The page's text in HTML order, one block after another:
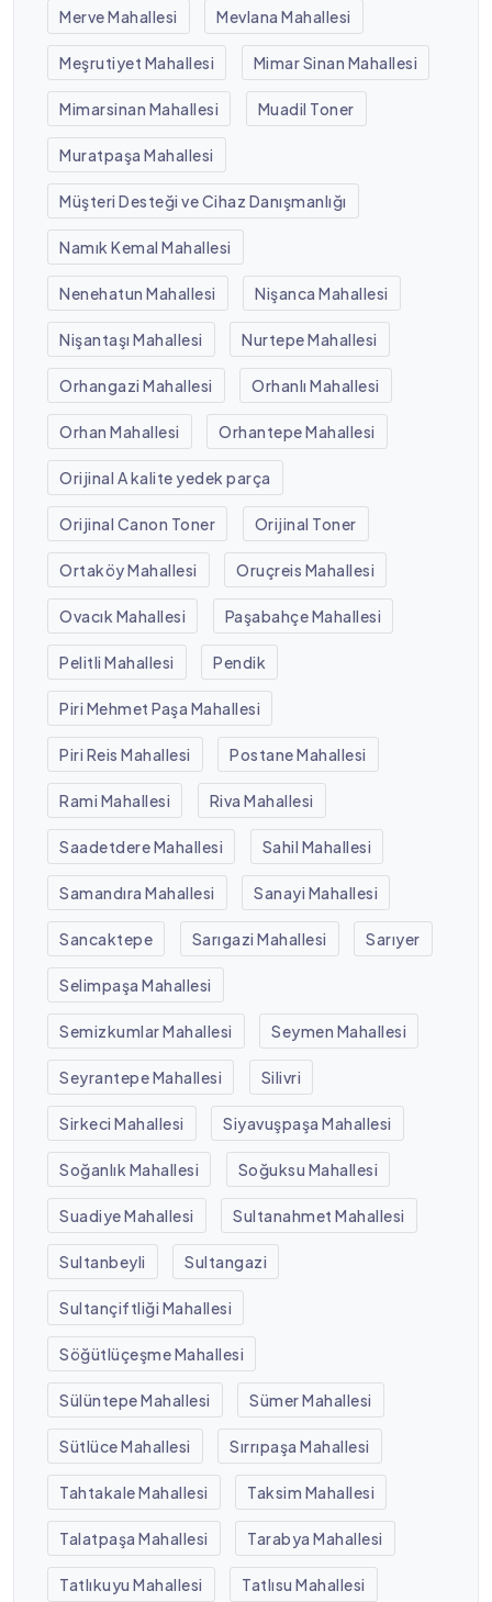
Merve Mahallesi Mevlana Mahallesi
Meşrutiyet Mahallesi Mimar Sinan Mahallesi
Mimarsinan Mahallesi Muadil Toner
Muratpaşa Mahallesi
Müşteri Desteği ve Cihaz Danışmanlığı
Namık Kemal Mahallesi
Nenehatun Mahallesi Nişanca Mahallesi
Nişantaşı Mahallesi Nurtepe Mahallesi
Orhangazi Mahallesi Orhanlı Mahallesi
Orhan Mahallesi Orhantepe Mahallesi
Orijinal A kalite yedek parça
Orijinal Canon Toner Orijinal Toner
Ortaköy Mahallesi Oruçreis Mahallesi
Ovacık Mahallesi Paşabahçe Mahallesi
Pelitli Mahallesi Pendik
Piri Mehmet Paşa Mahallesi
Piri Reis Mahallesi Postane Mahallesi
Rami Mahallesi Riva Mahallesi
Saadetdere Mahallesi Sahil Mahallesi
Samandıra Mahallesi Sanayi Mahallesi
Sancaktepe Sarıgazi Mahallesi Sarıyer
Selimpaşa Mahallesi
Semizkumlar Mahallesi Seymen Mahallesi
Seyrantepe Mahallesi Silivri
Sirkeci Mahallesi Siyavuşpaşa Mahallesi
Soğanlık Mahallesi Soğuksu Mahallesi
Suadiye Mahallesi Sultanahmet Mahallesi
Sultanbeyli Sultangazi
Sultançiftliği Mahallesi
Söğütlüçeşme Mahallesi
Sülüntepe Mahallesi Sümer Mahallesi
Sütlüce Mahallesi Sırrıpaşa Mahallesi
Tahtakale Mahallesi Taksim Mahallesi
Talatpaşa Mahallesi Tarabya Mahallesi
Tatlıkuyu Mahallesi Tatlısu Mahallesi